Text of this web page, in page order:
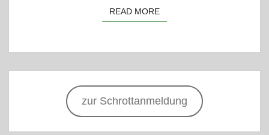
READ MOREREAD MORE
zur Schrottanmeldung